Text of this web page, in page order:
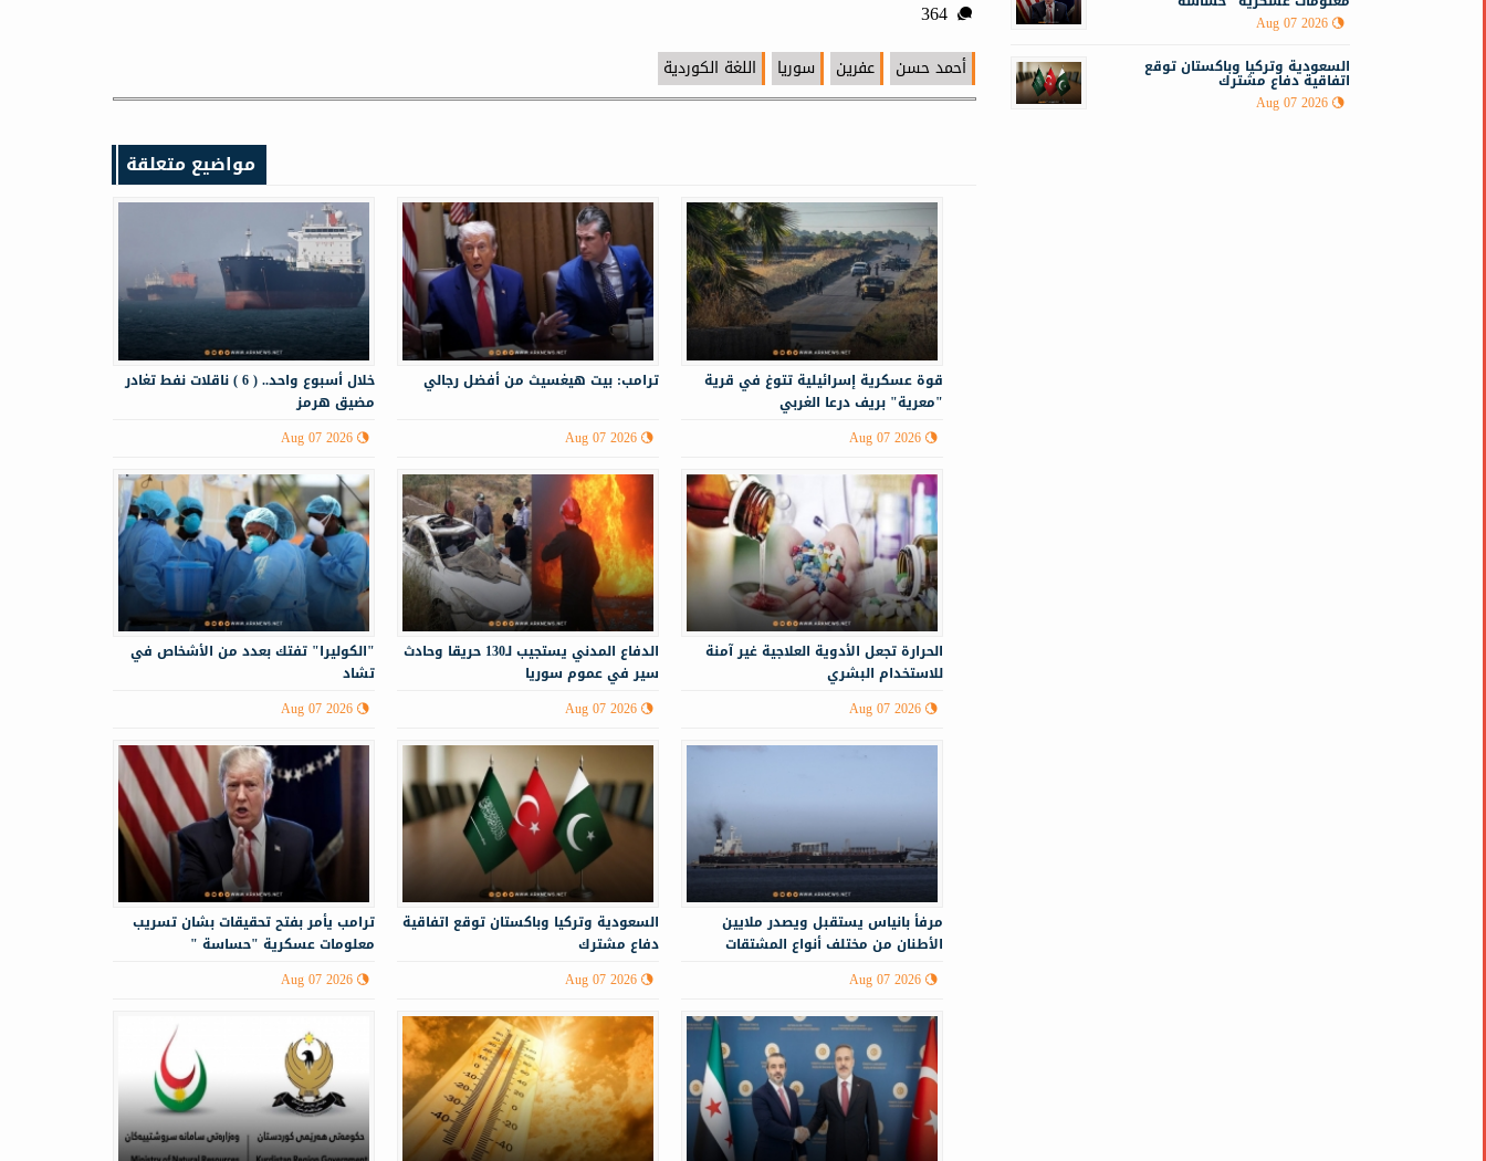
364
أحمد حسن عفرين سوريا اللغة الكوردية
مواضيع متعلقة
خلال أسبوع واحد.. ( 6 ) ناقلات نفط تغادر
مضيق هرمز
Aug 07 2026
ترامب: بيت هيغسيث من أفضل رجالي
Aug 07 2026
قوة عسكرية إسرائيلية تتوغ في قرية
"معرية" بريف درعا الغربي
Aug 07 2026
"الكوليرا" تفتك بعدد من الأشخاص في
تشاد
Aug 07 2026
الدفاع المدني يستجيب لـ130 حريقا وحادث
سير في عموم سوريا
Aug 07 2026
الحرارة تجعل الأدوية العلاجية غير آمنة
للاستخدام البشري
Aug 07 2026
ترامب يأمر بفتح تحقيقات بشان تسريب
معلومات عسكرية "حساسة "
Aug 07 2026
السعودية وتركيا وباكستان توقع اتفاقية
دفاع مشترك
Aug 07 2026
مرفأ بانياس يستقبل ويصدر ملايين
الأطنان من مختلف أنواع المشتقات
Aug 07 2026
Aug 07 2026
السعودية وتركيا وباكستان توقع
اتفاقية دفاع مشترك
Aug 07 2026